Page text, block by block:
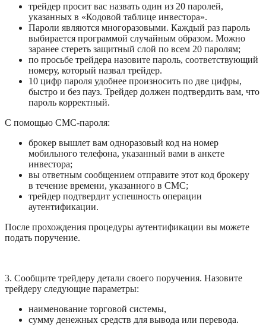
трейдер просит вас назвать один из 20 паролей,
указанных в «Кодовой таблице инвестора».
Пароли являются многоразовыми. Каждый раз пароль
выбирается программой случайным образом. Можно
заранее стереть защитный слой по всем 20 паролям;
по просьбе трейдера назовите пароль, соответствующий
номеру, который назвал трейдер.
10 цифр пароля удобнее произносить по две цифры,
быстро и без пауз. Трейдер должен подтвердить вам, что
пароль корректный.
С помощью СМС-пароля:
брокер вышлет вам одноразовый код на номер
мобильного телефона, указанный вами в анкете
инвестора;
вы ответным сообщением отправите этот код брокеру
в течение времени, указанного в СМС;
трейдер подтвердит успешность операции
аутентификации.
После прохождения процедуры аутентификации вы можете
подать поручение.
3. Сообщите трейдеру детали своего поручения. Назовите
трейдеру следующие параметры:
наименование торговой системы,
сумму денежных средств для вывода или перевода.